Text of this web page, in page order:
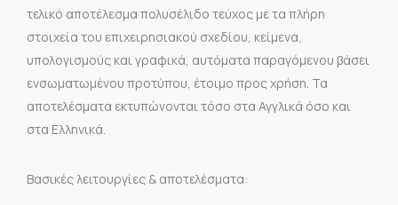
τελικό αποτέλεσμα πολυσέλιδο τεύχος με τα πλήρη
στοιχεία του επιχειρησιακού σχεδίου, κείμενα,
υπολογισμούς και γραφικά, αυτόματα παραγόμενου βάσει
ενσωματωμένου προτύπου, έτοιμο προς χρήση. Τα
αποτελέσματα εκτυπώνονται τόσο στα Αγγλικά όσο και
στα Ελληνικά.
Βασικές λειτουργίες & αποτελέσματα: